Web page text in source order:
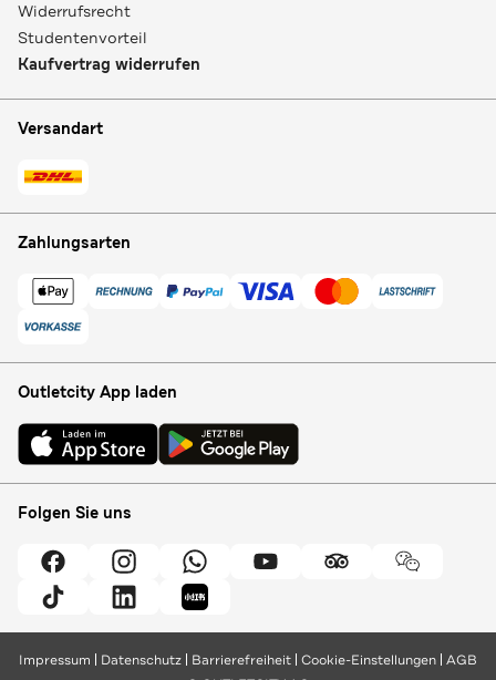
Widerrufsrecht
Studentenvorteil
Kaufvertrag widerrufen
Versandart
Zahlungsarten
Outletcity App laden
Folgen Sie uns
Impressum Datenschutz Barrierefreiheit Cookie-Einstellungen AGB